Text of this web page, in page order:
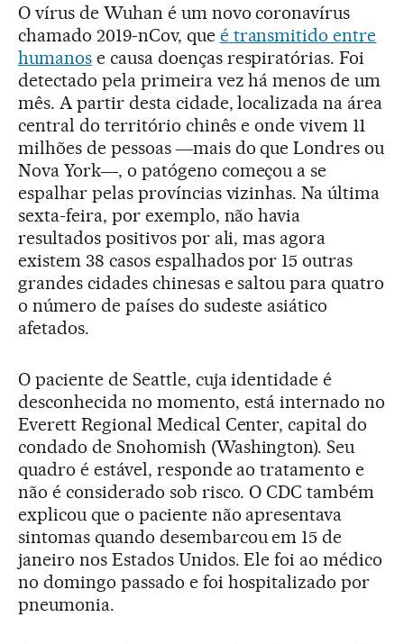
O vírus de Wuhan é um novo coronavírus
chamado 2019-nCov, que é transmitido entre
humanose causa doenças respiratórias. Foi
detectado pela primeira vez há menos de um
mês. A partir desta cidade, localizada na área
central do território chinês e onde vivem 11
milhões de pessoas ―mais do que Londres ou
Nova York―, o patógeno começou a se
espalhar pelas províncias vizinhas. Na última
sexta-feira, por exemplo, não havia
resultados positivos por ali, mas agora
existem 38 casos espalhados por 15 outras
grandes cidades chinesas e saltou para quatro
o número de países do sudeste asiático
afetados.
O paciente de Seattle, cuja identidade é
desconhecida no momento, está internado no
Everett Regional Medical Center, capital do
condado de Snohomish (Washington). Seu
quadro é estável, responde ao tratamento e
não é considerado sob risco. O CDC também
explicou que o paciente não apresentava
sintomas quando desembarcou em 15 de
janeiro nos Estados Unidos. Ele foi ao médico
no domingo passado e foi hospitalizado por
pneumonia.